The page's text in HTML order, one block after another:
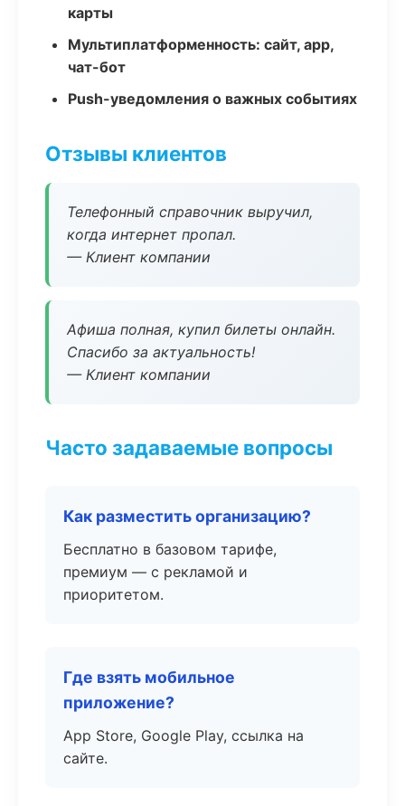
карты
Мультиплатформенность: сайт, app,
чат-бот
Push-уведомления о важных событиях
Отзывы клиентов
Телефонный справочник выручил,
когда интернет пропал.
— Клиент компании
Афиша полная, купил билеты онлайн.
Спасибо за актуальность!
— Клиент компании
Часто задаваемые вопросы
Как разместить организацию?
Бесплатно в базовом тарифе,
премиум — с рекламой и
приоритетом.
Где взять мобильное
приложение?
App Store, Google Play, ссылка на
сайте.